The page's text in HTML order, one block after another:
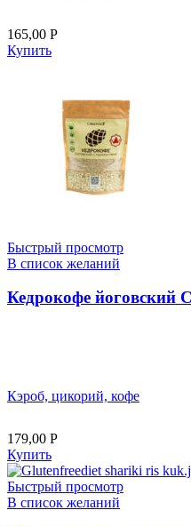
165,00 Р
Купить
Быстрый просмотр
В список желаний
Кедрокофе йоговский
Кэроб, цикорий, кофе
179,00 Р
Купить
Быстрый просмотр
В список желаний